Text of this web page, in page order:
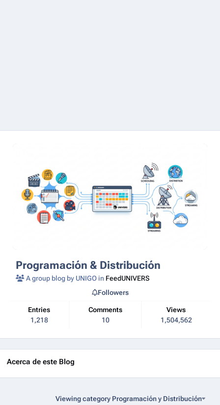
Programación & Distribución
A group blog by UNIGO in FeedUNIVERS
Entries
1,218
Comments
10
Views
1,504,562
Followers
Acerca de este Blog
Viewing category Programación y Distribución